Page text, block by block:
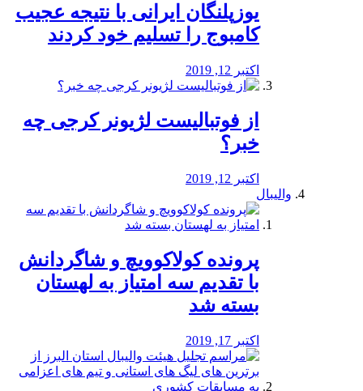
یوزپلنگان ایرانی با نتیجه عجیب
کامبوج را تسلیم خود کردند
اکتبر 12, 2019
از فوتبالیست لژیونر کرجی چه
خبر؟
اکتبر 12, 2019
والیبال
پرونده کولاکوویچ و شاگردانش
با تقدیم سه امتیاز به لهستان
بسته شد
اکتبر 17, 2019